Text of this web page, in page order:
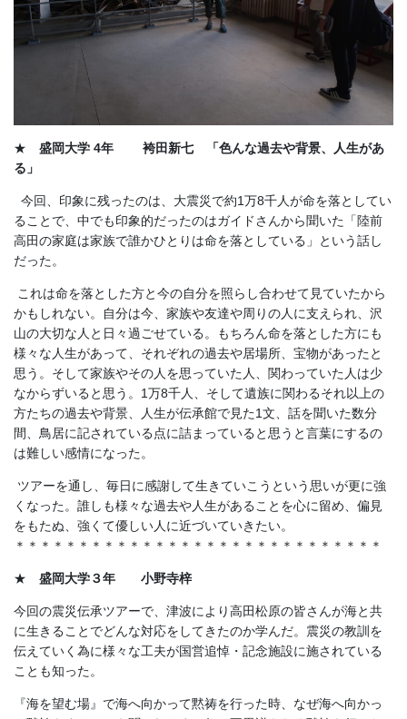
★ 盛岡大学 4年 袴田新七 「色んな過去や背景、人生があ
る」
今回、印象に残ったのは、大震災で約1万8千人が命を落としてい
ることで、中でも印象的だったのはガイドさんから聞いた「陸前
高田の家庭は家族で誰かひとりは命を落としている」という話し
だった。
これは命を落とした方と今の自分を照らし合わせて見ていたから
かもしれない。自分は今、家族や友達や周りの人に支えられ、沢
山の大切な人と日々過ごせている。もちろん命を落とした方にも
様々な人生があって、それぞれの過去や居場所、宝物があったと
思う。そして家族やその人を思っていた人、関わっていた人は少
なからずいると思う。1万8千人、そして遺族に関わるそれ以上の
方たちの過去や背景、人生が伝承館で見た1文、話を聞いた数分
間、鳥居に記されている点に詰まっていると思うと言葉にするの
は難しい感情になった。
ツアーを通し、毎日に感謝して生きていこうという思いが更に強
くなった。誰しも様々な過去や人生があることを心に留め、偏見
をもたぬ、強くて優しい人に近づいていきたい。
＊＊＊＊＊＊＊＊＊＊＊＊＊＊＊＊＊＊＊＊＊＊＊＊＊＊＊＊＊
★ 盛岡大学３年 小野寺梓
今回の震災伝承ツアーで、津波により高田松原の皆さんが海と共
に生きることでどんな対応をしてきたのか学んだ。震災の教訓を
伝えていく為に様々な工夫が国営追悼・記念施設に施されている
ことも知った。
『海を望む場』で海へ向かって黙祷を行った時、なぜ海へ向かっ